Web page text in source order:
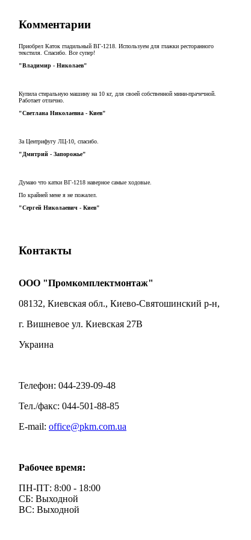
Комментарии
Приобрел Каток гладильный ВГ-1218. Используем для глажки ресторанного
текстиля. Спасибо. Все супер!
"Владимир - Николаев"
Купила стиральную машину на 10 кг, для своей собственной мини-прачечной.
Работает отлично.
"Светлана Николаевна - Киев"
За Центрифугу ЛЦ-10, спасибо.
"Дмитрий - Запорожье"
Думаю что катки ВГ-1218 наверное самые ходовые.
По крайней мене я не пожалел.
"Сергей Николаевич - Киев"
Контакты
ООО "Промкомплектмонтаж"
08132, Киевская обл., Киево-Святошинский р-н,
г. Вишневое ул. Киевская 27В
Украина
Телефон: 044-239-09-48
Тел./факс: 044-501-88-85
E-mail: office@pkm.com.ua
Рабочее время:
ПН-ПТ: 8:00 - 18:00
СБ: Выходной
ВС: Выходной